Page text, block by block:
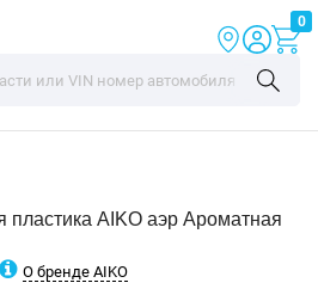
0
пластика AIKO аэр Ароматная
О бренде AIKO